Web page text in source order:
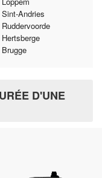
Andries
D'UNE